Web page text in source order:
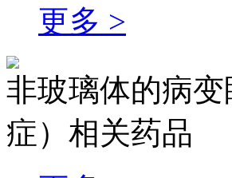
更多 >
非玻璃体的病
症）相关药品